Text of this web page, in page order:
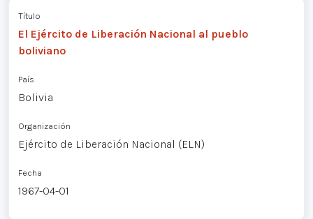
Título
El Ejército de Liberación Nacional al pueblo
boliviano
País
Bolivia
Organización
Ejército de Liberación Nacional (ELN)
Fecha
1967-04-01